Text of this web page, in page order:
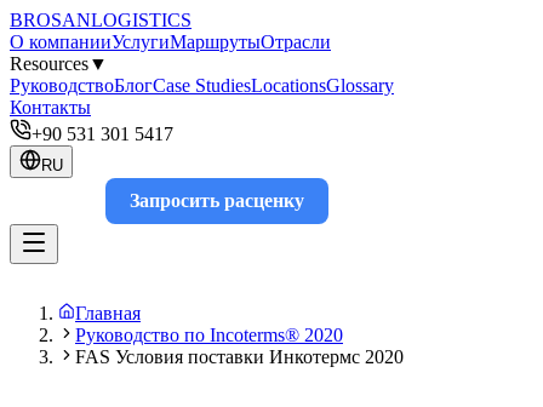
BROSANLOGISTICS
О компанииУслугиМаршрутыОтрасли
Resources▼
РуководствоБлогCase StudiesLocationsGlossary
Контакты
+90 531 301 5417
RU
Запросить расценку
Главная
Руководство по Incoterms® 2020
FAS Условия поставки Инкотермс 2020